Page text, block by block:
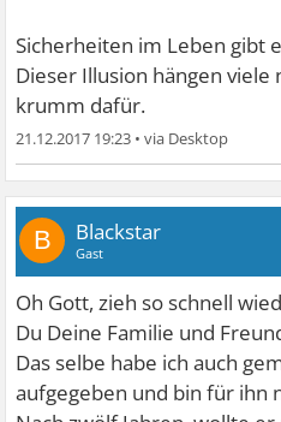
Sicherheiten im Leben gibt
Dieser Illusion hängen viele
krumm dafür.
21.12.2017 19:23 •
B Blackstar
Gast
Oh Gott, zieh so schnell
Du Deine Familie und
Das selbe habe ich auch
aufgegeben und bin für ihn